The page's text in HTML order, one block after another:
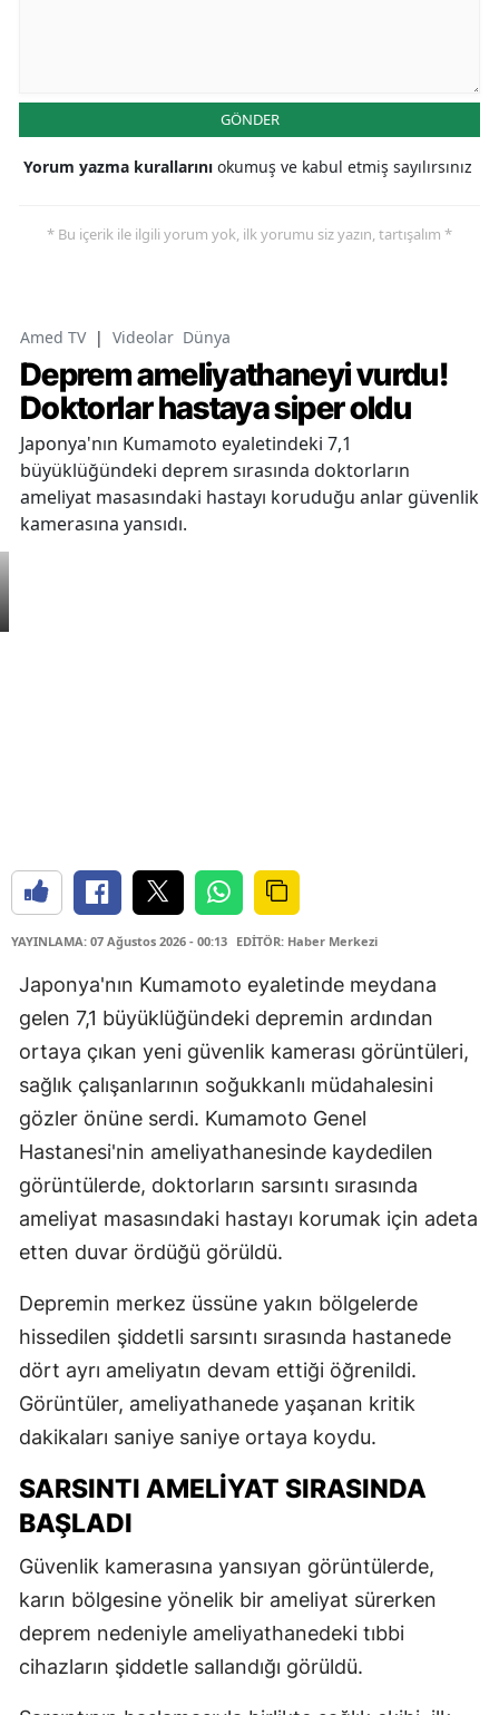
GÖNDER
Yorum yazma kurallarını okumuş ve kabul etmiş sayılırsınız
* Bu içerik ile ilgili yorum yok, ilk yorumu siz yazın, tartışalım *
Amed TV | Videolar Dünya
Deprem ameliyathaneyi vurdu!
Doktorlar hastaya siper oldu
Japonya'nın Kumamoto eyaletindeki 7,1
büyüklüğündeki deprem sırasında doktorların
ameliyat masasındaki hastayı koruduğu anlar güvenlik
kamerasına yansıdı.
YAYINLAMA: 07 Ağustos 2026 - 00:13 EDİTÖR: Haber Merkezi
Japonya'nın Kumamoto eyaletinde meydana
gelen 7,1 büyüklüğündeki depremin ardından
ortaya çıkan yeni güvenlik kamerası görüntüleri,
sağlık çalışanlarının soğukkanlı müdahalesini
gözler önüne serdi. Kumamoto Genel
Hastanesi'nin ameliyathanesinde kaydedilen
görüntülerde, doktorların sarsıntı sırasında
ameliyat masasındaki hastayı korumak için adeta
etten duvar ördüğü görüldü.
Depremin merkez üssüne yakın bölgelerde
hissedilen şiddetli sarsıntı sırasında hastanede
dört ayrı ameliyatın devam ettiği öğrenildi.
Görüntüler, ameliyathanede yaşanan kritik
dakikaları saniye saniye ortaya koydu.
SARSINTI AMELİYAT SIRASINDA
BAŞLADI
Güvenlik kamerasına yansıyan görüntülerde,
karın bölgesine yönelik bir ameliyat sürerken
deprem nedeniyle ameliyathanedeki tıbbi
cihazların şiddetle sallandığı görüldü.